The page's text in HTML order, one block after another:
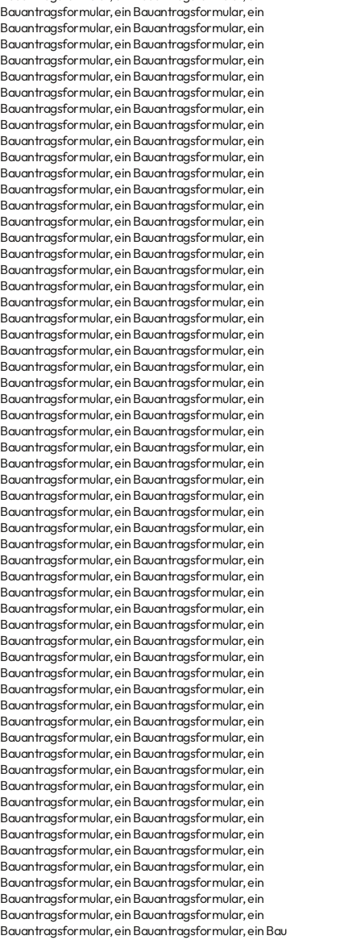
Bauantragsformular, ein Bauantragsformular, ein
Bauantragsformular, ein Bauantragsformular, ein
Bauantragsformular, ein Bauantragsformular, ein
Bauantragsformular, ein Bauantragsformular, ein
Bauantragsformular, ein Bauantragsformular, ein
Bauantragsformular, ein Bauantragsformular, ein
Bauantragsformular, ein Bauantragsformular, ein
Bauantragsformular, ein Bauantragsformular, ein
Bauantragsformular, ein Bauantragsformular, ein
Bauantragsformular, ein Bauantragsformular, ein
Bauantragsformular, ein Bauantragsformular, ein
Bauantragsformular, ein Bauantragsformular, ein
Bauantragsformular, ein Bauantragsformular, ein
Bauantragsformular, ein Bauantragsformular, ein
Bauantragsformular, ein Bauantragsformular, ein
Bauantragsformular, ein Bauantragsformular, ein
Bauantragsformular, ein Bauantragsformular, ein
Bauantragsformular, ein Bauantragsformular, ein
Bauantragsformular, ein Bauantragsformular, ein
Bauantragsformular, ein Bauantragsformular, ein
Bauantragsformular, ein Bauantragsformular, ein
Bauantragsformular, ein Bauantragsformular, ein
Bauantragsformular, ein Bauantragsformular, ein
Bauantragsformular, ein Bauantragsformular, ein
Bauantragsformular, ein Bauantragsformular, ein
Bauantragsformular, ein Bauantragsformular, ein
Bauantragsformular, ein Bauantragsformular, ein
Bauantragsformular, ein Bauantragsformular, ein
Bauantragsformular, ein Bauantragsformular, ein
Bauantragsformular, ein Bauantragsformular, ein
Bauantragsformular, ein Bauantragsformular, ein
Bauantragsformular, ein Bauantragsformular, ein
Bauantragsformular, ein Bauantragsformular, ein
Bauantragsformular, ein Bauantragsformular, ein
Bauantragsformular, ein Bauantragsformular, ein
Bauantragsformular, ein Bauantragsformular, ein
Bauantragsformular, ein Bauantragsformular, ein
Bauantragsformular, ein Bauantragsformular, ein
Bauantragsformular, ein Bauantragsformular, ein
Bauantragsformular, ein Bauantragsformular, ein
Bauantragsformular, ein Bauantragsformular, ein
Bauantragsformular, ein Bauantragsformular, ein
Bauantragsformular, ein Bauantragsformular, ein
Bauantragsformular, ein Bauantragsformular, ein
Bauantragsformular, ein Bauantragsformular, ein
Bauantragsformular, ein Bauantragsformular, ein
Bauantragsformular, ein Bauantragsformular, ein
Bauantragsformular, ein Bauantragsformular, ein
Bauantragsformular, ein Bauantragsformular, ein
Bauantragsformular, ein Bauantragsformular, ein
Bauantragsformular, ein Bauantragsformular, ein
Bauantragsformular, ein Bauantragsformular, ein
Bauantragsformular, ein Bauantragsformular, ein
Bauantragsformular, ein Bauantragsformular, ein
Bauantragsformular, ein Bauantragsformular, ein
Bauantragsformular, ein Bauantragsformular, ein
Bauantragsformular, ein Bauantragsformular, ein
Bauantragsformular, ein Bauantragsformular, ein Bau